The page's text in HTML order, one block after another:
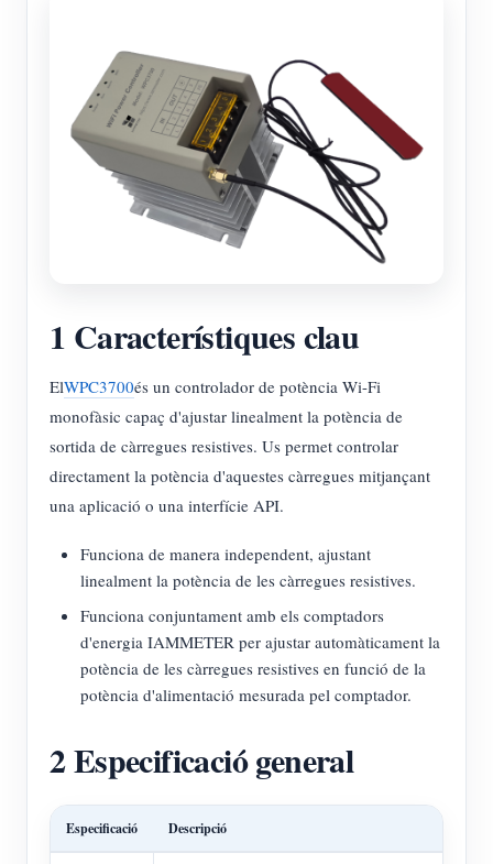
1 Característiques clau
ElWPC3700és un controlador de potència Wi-Fi
monofàsic capaç d'ajustar linealment la potència de
sortida de càrregues resistives. Us permet controlar
directament la potència d'aquestes càrregues mitjançant
una aplicació o una interfície API.
Funciona de manera independent, ajustant
linealment la potència de les càrregues resistives.
Funciona conjuntament amb els comptadors
d'energia IAMMETER per ajustar automàticament la
potència de les càrregues resistives en funció de la
potència d'alimentació mesurada pel comptador.
2 Especificació general
Especificació Descripció